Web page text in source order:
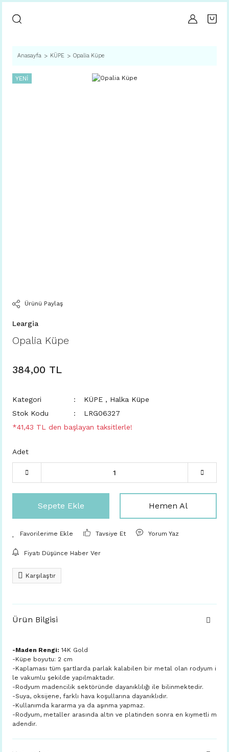
Anasayfa KÜPE Opalia Küpe
YENİ
Ürünü Paylaş
Leargia
Opalia Küpe
384,00 TL
Kategori KÜPE , Halka Küpe
Stok Kodu
LRG06327
*41,43 TL den başlayan taksitlerle!
Adet
Sepete Ekle Hemen Al
Tavsiye Et Yorum Yaz
Fiyatı Düşünce Haber Ver
Karşılaştır
Ürün Bilgisi
-Maden Rengi: 14K Gold
-Küpe boyutu: 2 cm
-Kaplaması tüm şartlarda parlak kalabilen bir metal olan rodyum i
le vakumlu şekilde yapılmaktadır.
-Rodyum madencilik sektöründe dayanıklılığı ile bilinmektedir.
-Suya, oksijene, farklı hava koşullarına dayanıklıdır.
-Kullanımda kararma ya da aşınma yapmaz.
-Rodyum, metaller arasında altın ve platinden sonra en kıymetli m
adendir.